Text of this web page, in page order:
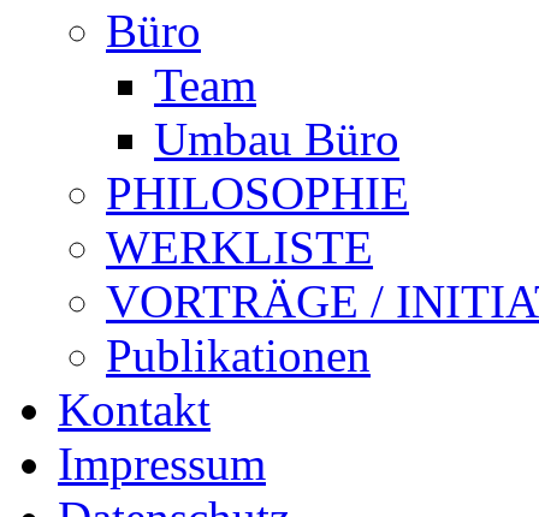
Büro
Team
Umbau Büro
PHILOSOPHIE
WERKLISTE
VORTRÄGE /
Publikationen
Kontakt
Impressum